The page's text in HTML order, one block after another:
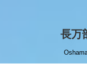
長万